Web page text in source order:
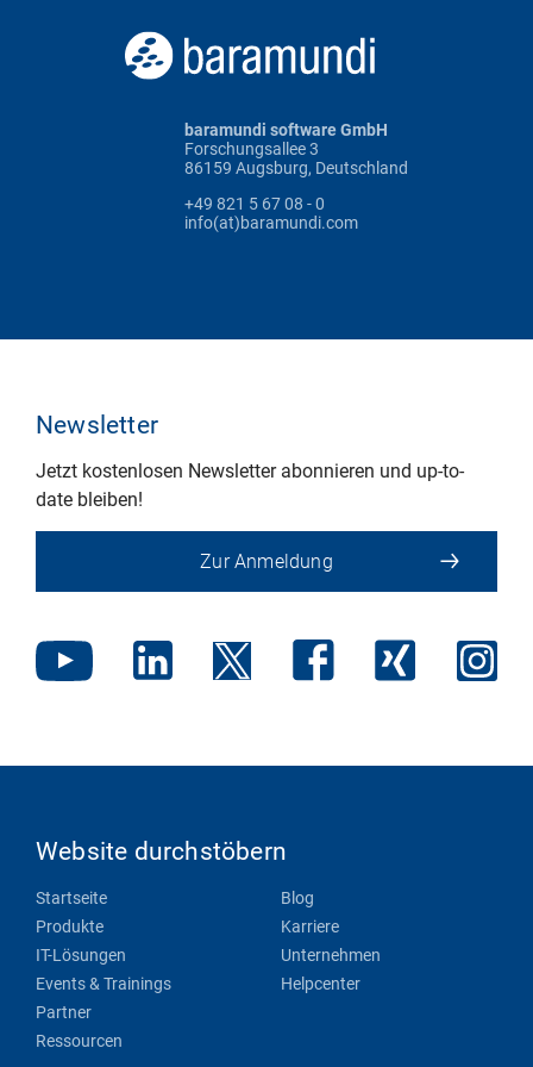
baramundi software GmbH
Forschungsallee 3
86159 Augsburg, Deutschland
+49 821 5 67 08 - 0
info(at)baramundi.com
Newsletter
Jetzt kostenlosen Newsletter abonnieren und up-to-
date bleiben!
Zur Anmeldung
Website durchstöbern
Startseite
Produkte
IT-Lösungen
Events & Trainings
Partner
Ressourcen
Blog
Karriere
Unternehmen
Helpcenter